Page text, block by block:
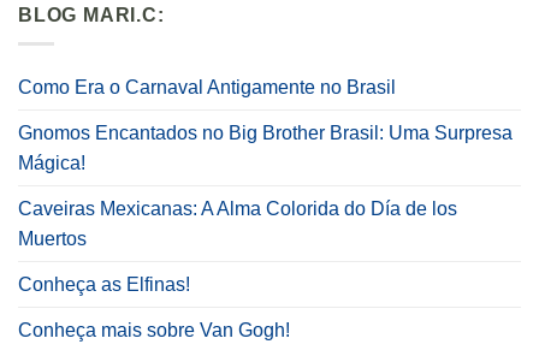
BLOG MARI.C:
Como Era o Carnaval Antigamente no Brasil
Gnomos Encantados no Big Brother Brasil: Uma Surpresa
Mágica!
Caveiras Mexicanas: A Alma Colorida do Día de los
Muertos
Conheça as Elfinas!
Conheça mais sobre Van Gogh!